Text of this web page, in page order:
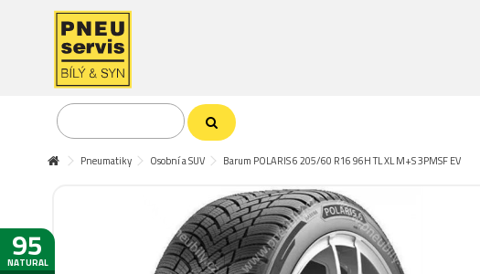
95
NATURAL
Pneumatiky Osobní a SUV Barum POLARIS 6 205/60 R16 96H TL XL M+S 3PMSF EV